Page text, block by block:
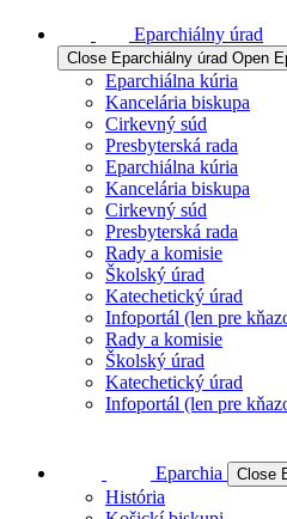
Eparchiálny úrad
Close Eparchiálny úrad Open
Eparchiálna kúria
Kancelária biskupa
Cirkevný súd
Presbyterská rada
Eparchiálna kúria
Kancelária biskupa
Cirkevný súd
Presbyterská rada
Rady a komisie
Školský úrad
Katechetický úrad
Infoportál (len pre
Rady a komisie
Školský úrad
Katechetický úrad
Infoportál (len pre
Eparchia Close
História